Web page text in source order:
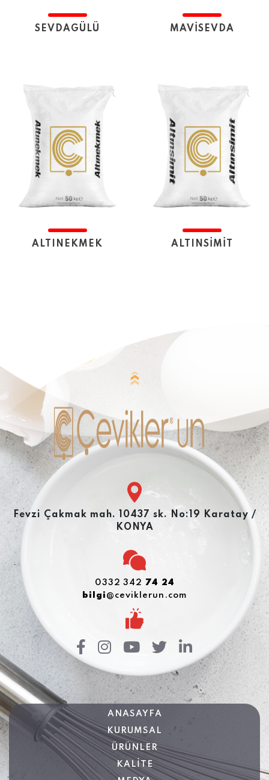
SEVDAGÜLÜ MAVİSEVDA
ALTINEKMEK ALTINSİMİT
Fevzi Çakmak mah. 10437 sk. No:19 Karatay /
KONYA
0332 342 74 24
bilgi @ceviklerun.com
ANASAYFA
KURUMSAL
ÜRÜNLER
KALİTE